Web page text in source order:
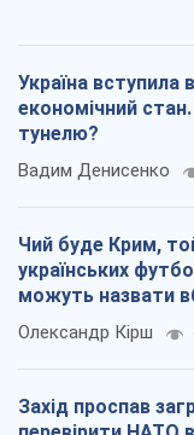
Україна вступила
економічний стан.
тунелю?
Вадим Денисенко
Чий буде Крим,
українських
можуть назвати
Олександр Кірш
Захід проспав